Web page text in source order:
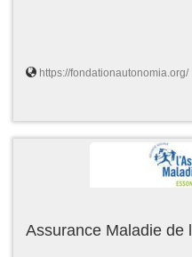
https://fondationautonomia.org/
Assurance Maladie de